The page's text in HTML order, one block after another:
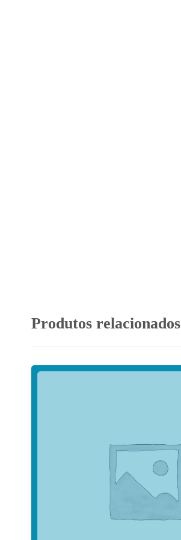
Produtos relacionados